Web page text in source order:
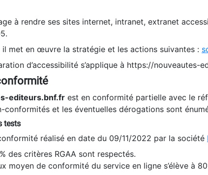
à rendre ses sites internet, intranet, extranet
met en œuvre la stratégie et les actions suivantes :
d’accessibilité s’applique à https://nouveautes-
editeurs.bnf.fr est en conformité partielle avec le
conformités et les éventuelles dérogations sont
tests
réalisé en date du 09/11/2022 par la société
des critères RGAA sont respectés.
moyen de conformité du service en ligne s’élève à